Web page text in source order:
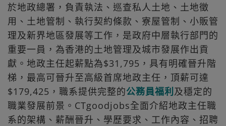
於地政總署，負責執法、巡查私人土地、土地徵
用、土地管制、執行契約條款、寮屋管制、小販管
理及新界地區發展等工作，是政府中層執行部門的
重要一員，為香港的土地管理及城市發展作出貢
獻。地政主任起薪點為$31,795，具有明確晉升階
梯，最高可晉升至高級首席地政主任，頂薪可達
$179,425，職系提供完整的公務員福利 及穩定的
職業發展前景。CTgoodjobs全面介紹地政主任職
系的架構、薪酬晉升、學歷要求、工作內容、招聘